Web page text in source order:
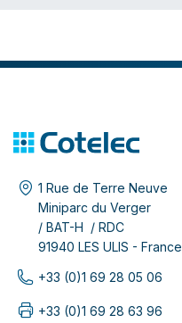
1 Rue de Terre Neuve
Miniparc du Verger
/ BAT-H / RDC
91940 LES ULIS - France
+33 (0)1 69 28 05 06
+33 (0)1 69 28 63 96